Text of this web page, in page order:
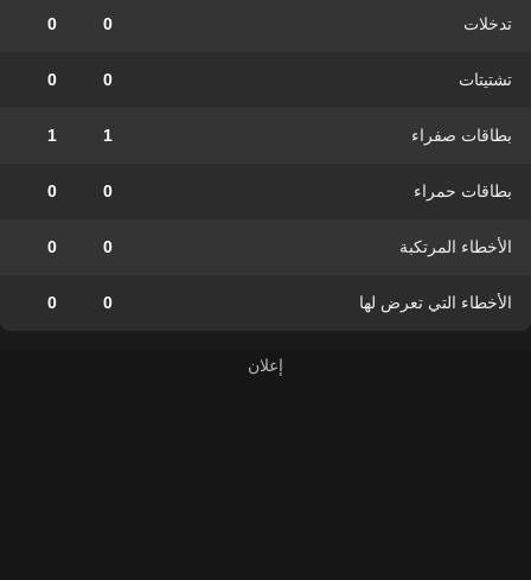
تدخلات 0
0
تشتيتات 0
0
بطاقات صفراء 1
1
بطاقات حمراء 0
0
الأخطاء المرتكبة 0
0
الأخطاء التي تعرض لها 0
0